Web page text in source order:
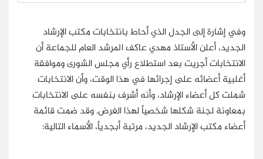
وفي إشارة إلى الجدل الذي أحاط بانتخابات مكتب الإرشاد
الجديد، أعلن الأستاذ مهدي عاكف المرشد العام للجماعة أن
الانتخابات أجريت بعد استطلاع رأي مجلس الشورى وموافقة
أغلبية أعضائه على إجرائها في هذا الوقت، وأن الانتخابات
شملت كل أعضاء الإرشاد، وأنه أشرف بنفسه على الانتخابات
بمعاونة لجنة شكلها شخصياً لهذا الغرض. وقد ضمت قائمة
أعضاء مكتب الإرشاد الجديد، مرتبة أبجدياً، الأسماء التالية: